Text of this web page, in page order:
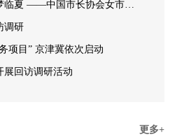
调研
项目” 京津冀依次启动
展回访调研活动
更多+